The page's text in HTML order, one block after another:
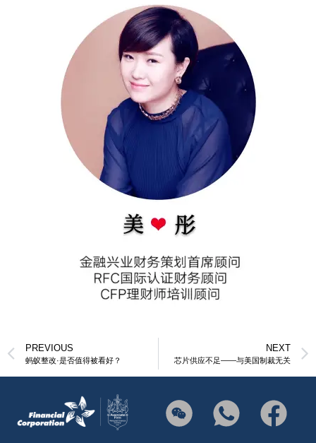
PREVIOUS
蚂蚁整改·是否值得被看好？
NEXT
芯片供应不足——与美国制裁无关